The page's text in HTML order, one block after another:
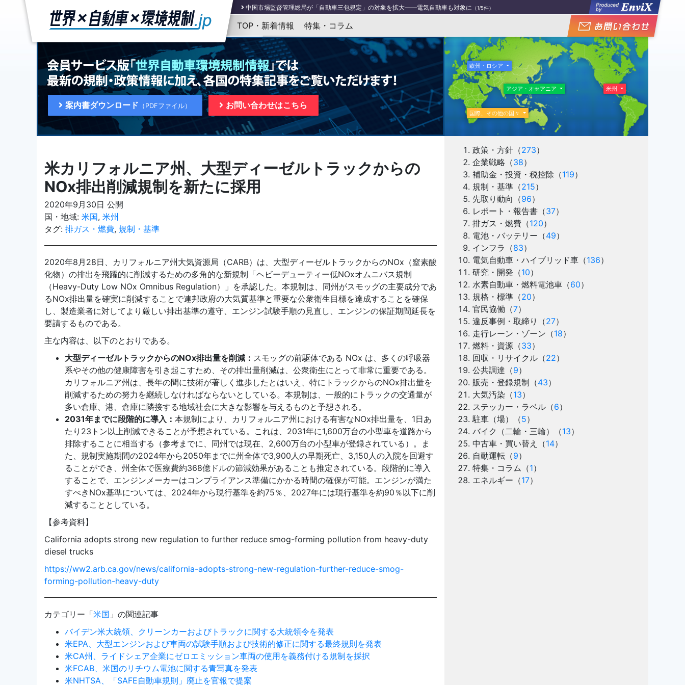
中国市場監督管理総局が「自動車三包規定」の対象を拡大――電気自動車も対象に （1/5件）
コロンビア、充電プラグを含む電気自動車・ハイブリッドカーの充電インフラの規格最低条件を規定する決議書を公布 （2/5件）
バイデン米大統領、クリーンカーおよびトラックに関する大統領令を発表（3/5件）
英政府、2050年までに世界で初めて国内の交通手段を全て脱炭素化へ （4/5件）
EU ELV指令改正：公開協議がスタート、法案提出は2022年第4四半期の予定（5/5件）
TOP・新着情報 特集・コラム
案内書ダウンロード （PDFファイル） お問い合わせはこちら
米カリフォルニア州、大型ディーゼルトラックからの
NOx排出削減規制を新たに採用
2020年9月30日 公開
国・地域: 米国, 米州
タグ: 排ガス・燃費, 規制・基準
2020年8月28日、カリフォルニア州大気資源局（CARB）は、大型ディーゼルトラックからのNOx（窒素酸
化物）の排出を飛躍的に削減するための多角的な新規制「ヘビーデューティー低NOxオムニバス規制
（Heavy-Duty Low NOx Omnibus Regulation）」を承認した。本規制は、同州がスモッグの主要成分であ
るNOx排出量を確実に削減することで連邦政府の大気質基準と重要な公衆衛生目標を達成することを確保
し、製造業者に対してより厳しい排出基準の遵守、エンジン試験手順の見直し、エンジンの保証期間延長を
要請するものである。
主な内容は、以下のとおりである。
大型ディーゼルトラックからのNOx排出量を削減： スモッグの前駆体である NOx は、多くの呼吸器
系やその他の健康障害を引き起こすため、その排出量削減は、公衆衛生にとって非常に重要である。
カリフォルニア州は、長年の間に技術が著しく進歩したとはいえ、特にトラックからのNOx排出量を
削減するための努力を継続しなければならないとしている。本規制は、一般的にトラックの交通量が
多い倉庫、港、倉庫に隣接する地域社会に大きな影響を与えるものと予想される。
2031年までに段階的に導入： 本規制により、カリフォルニア州における有害なNOx排出量を、1日あ
たり23トン以上削減できることが予想されている。これは、2031年に1,600万台の小型車を道路から
排除することに相当する（参考までに、同州では現在、2,600万台の小型車が登録されている）。ま
た、規制実施期間の2024年から2050年までに州全体で3,900人の早期死亡、3,150人の入院を回避す
ることができ、州全体で医療費約368億ドルの節減効果があることも推定されている。段階的に導入
することで、エンジンメーカーはコンプライアンス準備にかかる時間の確保が可能。エンジンが満た
すべきNOx基準については、2024年から現行基準を約75％、2027年には現行基準を約90％以下に削
減することとしている。
【参考資料】
California adopts strong new regulation to further reduce smog-forming pollution from heavy-duty
diesel trucks
https://ww2.arb.ca.gov/news/california-adopts-strong-new-regulation-further-reduce-smog-
forming-pollution-heavy-duty
カテゴリー「米国 」の関連記事
バイデン米大統領、クリーンカーおよびトラックに関する大統領令を発表
米EPA、大型エンジンおよび車両の試験手順および技術的修正に関する最終規則を発表
米CA州、ライドシェア企業にゼロエミッション車両の使用を義務付ける規制を採択
米FCAB、米国のリチウム電池に関する青写真を発表
米NHTSA、「SAFE自動車規則」廃止を官報で提案
欧州・ロシア
米州
アジア・オセアニア
国際、その他の国々
政策・方針 （273）
企業戦略 （38）
補助金・投資・税控除 （119）
規制・基準 （215）
先取り動向 （96）
レポート・報告書 （37）
排ガス・燃費 （120）
電池・バッテリー （49）
インフラ （83）
電気自動車・ハイブリッド車 （136）
研究・開発 （10）
水素自動車・燃料電池車 （60）
規格・標準 （20）
官民協働 （7）
違反事例・取締り
（27）
走行レーン・ゾーン （18）
燃料・資源 （33）
回収・リサイクル （22）
公共調達 （9）
販売・登録規制 （43）
大気汚染 （13）
ステッカー・ラベル （6）
駐車（場）
（5）
バイク（二輪・三輪）
（13）
中古車・買い替え
（14）
自動運転 （9）
特集・コラム （1）
エネルギー （17）